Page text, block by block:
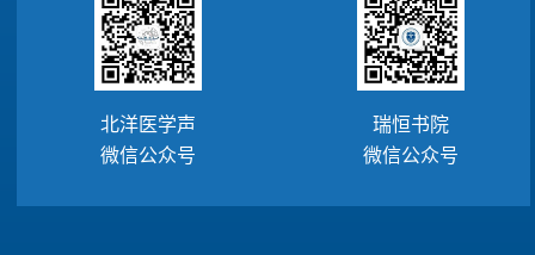
北洋医学声
微信公众号
瑞恒书院
微信公众号